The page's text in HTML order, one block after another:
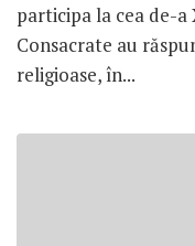
participa la cea de-
Consacrate au
religioase, în...